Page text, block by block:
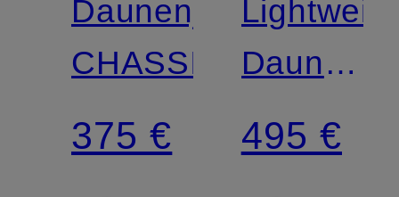
Daunenjacke
CHASSIS
375 €
im
495 €